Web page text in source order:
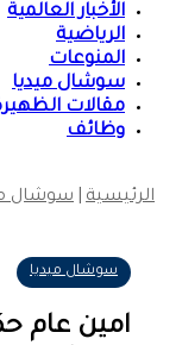
الأخبار العالمية
الرياضية
المنوعات
سوشال ميديا
مقالات الظهيرة
وظائف
الرئيسية|سوشال
سوشال ميديا
امين عام